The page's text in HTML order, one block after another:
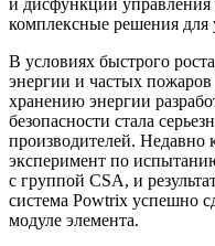
и дисфункции управления
комплексные решения
В условиях быстрого
энергии и частых
хранению энергии
безопасности стала
производителей. Недавно
эксперимент по
с группой CSA, и
система Powtrix успешно
модуле элемента.